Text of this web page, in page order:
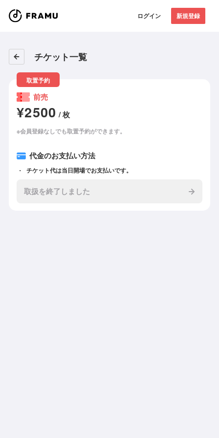
ログイン 新規登録
チケット一覧
取置予約
前売
¥2500 / 枚
※会員登録なしでも取置予約ができます。
代金のお支払い方法
チケット代は当日開場でお支払いです。
取扱を終了しました